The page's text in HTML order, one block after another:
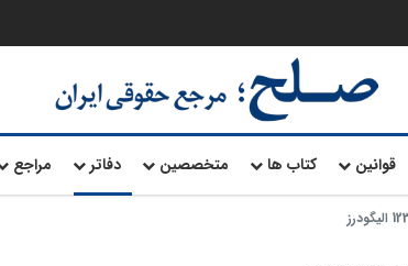
قوانین کتاب ها متخصصین دفاتر مراجع